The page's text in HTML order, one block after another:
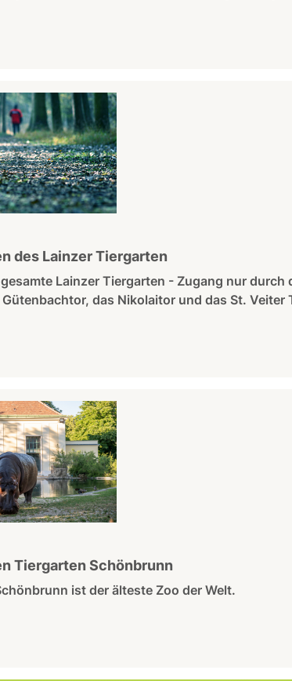
des Lainzer Tiergarten
Lainzer Tiergarten - Zugang nur durch
das Nikolaitor und das St. Veiter
Tiergarten Schönbrunn
ist der älteste Zoo der Welt.